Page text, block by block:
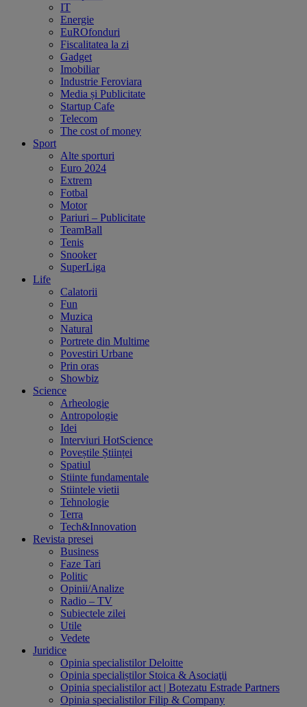
IT
Energie
EuROfonduri
Fiscalitatea la zi
Gadget
Imobiliar
Industrie Feroviara
Media și Publicitate
Startup Cafe
Telecom
The cost of money
Sport
Alte sporturi
Euro 2024
Extrem
Fotbal
Motor
Pariuri – Publicitate
TeamBall
Tenis
Snooker
SuperLiga
Life
Calatorii
Fun
Muzica
Natural
Portrete din Multime
Povestiri Urbane
Prin oras
Showbiz
Science
Arheologie
Antropologie
Idei
Interviuri HotScience
Poveștile Științei
Spatiul
Stiinte fundamentale
Stiintele vietii
Tehnologie
Terra
Tech&Innovation
Revista presei
Business
Faze Tari
Politic
Opinii/Analize
Radio – TV
Subiectele zilei
Utile
Vedete
Juridice
Opinia specialistilor Deloitte
Opinia specialiștilor Stoica & Asociaţii
Opinia specialistilor act | Botezatu Estrade Partners
Opinia specialistilor Filip & Company